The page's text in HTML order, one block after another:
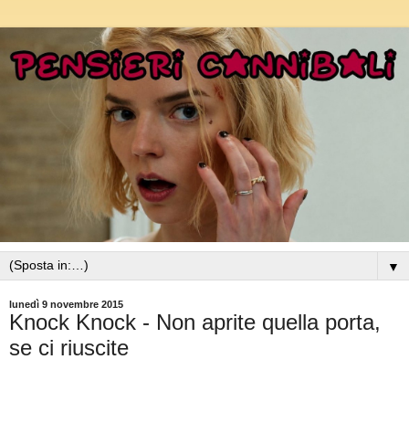
▼
lunedì 9 novembre 2015
Knock Knock - Non aprite quella porta,
se ci riuscite